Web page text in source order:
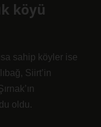
köyü
sahip köyler ise
Siirt’in
oldu.